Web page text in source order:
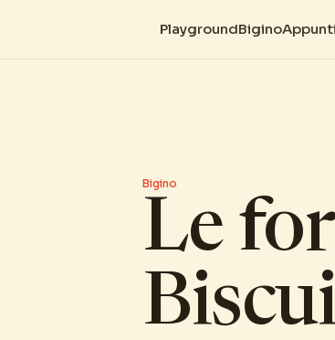
PlaygroundBigino
Bigino
Le